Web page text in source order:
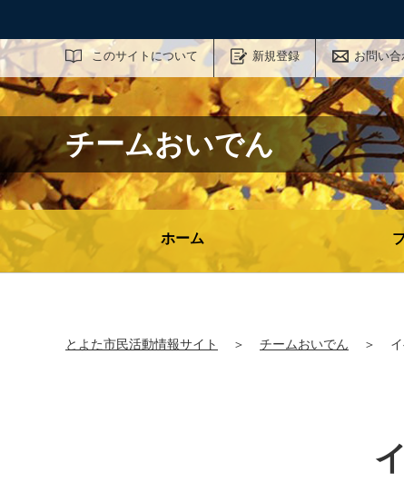
このサイトについて 新規登録 お問い合
サイト内検索
チームおいでん
ホーム
とよた市民活動情報サイト ＞ チームおいでん ＞